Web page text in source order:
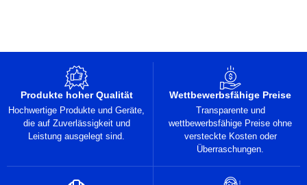
Produkte hoher Qualität
Hochwertige Produkte und Geräte,
die auf Zuverlässigkeit und
Leistung ausgelegt sind.
Wettbewerbsfähige Preise
Transparente und
wettbewerbsfähige Preise ohne
versteckte Kosten oder
Überraschungen.